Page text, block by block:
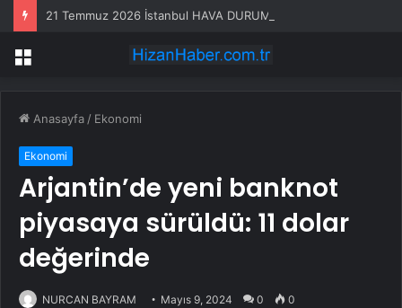
Menü
Anasayfa / Ekonomi
Ekonomi
Arjantin’de yeni banknot
piyasaya sürüldü: 11 dolar
değerinde
NURCAN BAYRAM Mayıs 9, 2024 0 0